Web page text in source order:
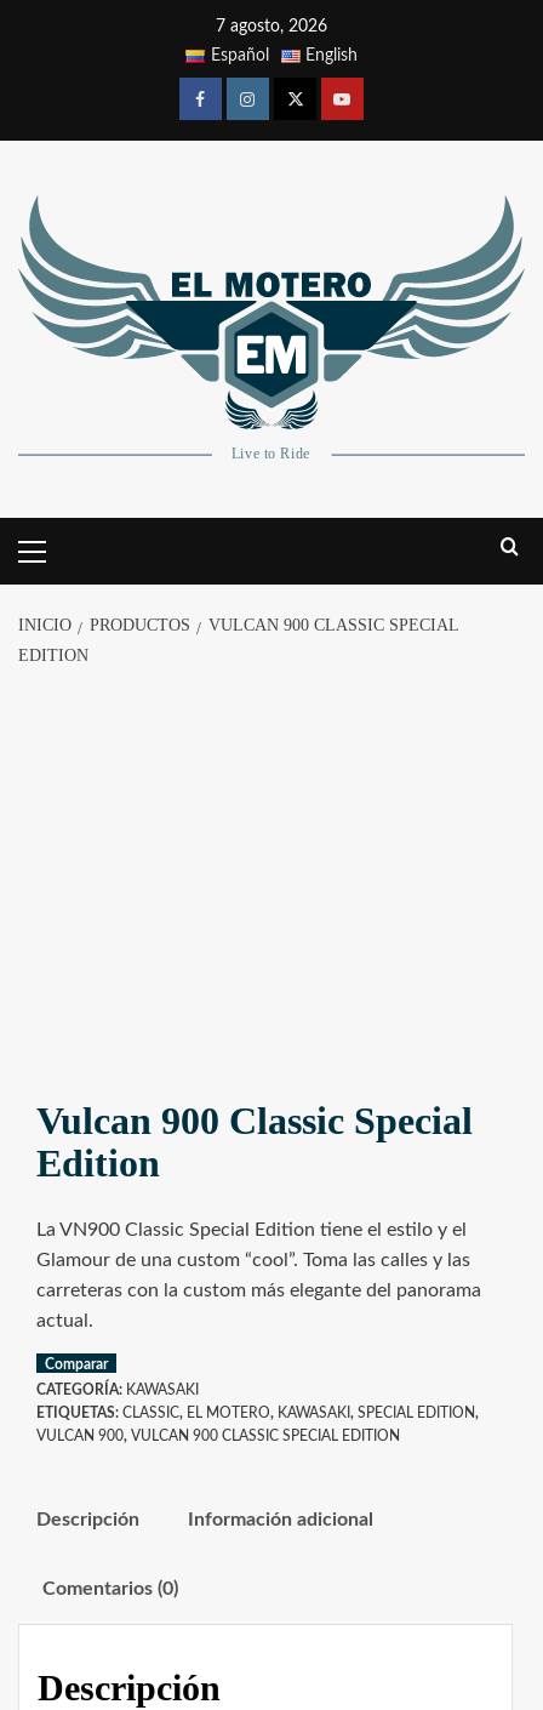
7 agosto, 2026
Español
English
INICIO PRODUCTOS
VULCAN 900 CLASSIC SPECIAL
EDITION
Vulcan 900 Classic Special
Edition
La VN900 Classic Special Edition tiene el estilo y el
Glamour de una custom “cool”. Toma las calles y las
carreteras con la custom más elegante del panorama
actual.
Comparar
CATEGORÍA: KAWASAKI
ETIQUETAS: CLASSIC, EL MOTERO, KAWASAKI , SPECIAL EDITION,
VULCAN 900, VULCAN 900 CLASSIC SPECIAL EDITION
Descripción Información adicional
Comentarios (0)
Descripción